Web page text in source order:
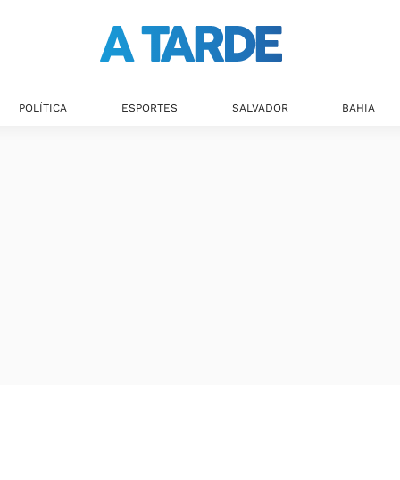
POLÍTICA ESPORTES SALVADOR BAHIA